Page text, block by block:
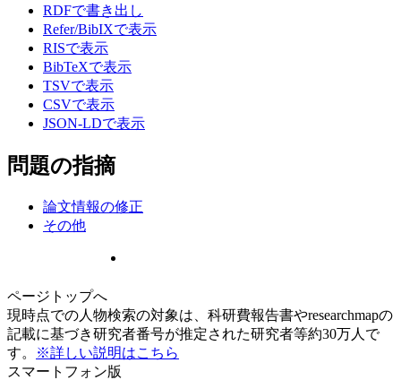
RDFで書き出し
Refer/BibIXで表示
RISで表示
BibTeXで表示
TSVで表示
CSVで表示
JSON-LDで表示
問題の指摘
論文情報の修正
その他
ページトップへ
現時点での人物検索の対象は、科研費報告書やresearchmapの
記載に基づき研究者番号が推定された研究者等約30万人で
す。
※詳しい説明はこちら
スマートフォン版